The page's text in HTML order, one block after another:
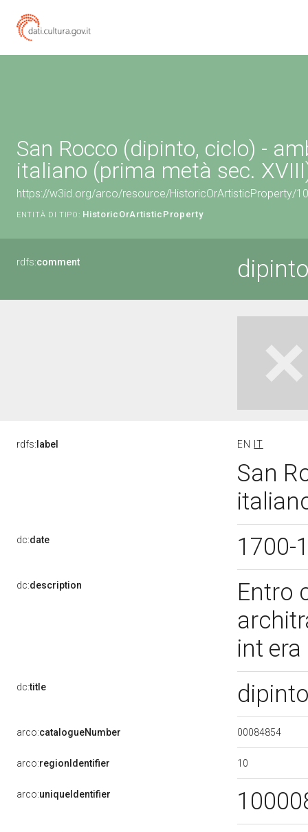
San Rocco (dipinto, ciclo) -
italiano (prima metà sec.
https://w3id.org/arco/resource/HistoricOrArtisticProperty/
ENTITÀ DI TIPO: HistoricOrArtisticProperty
rdfs:comment
rdfs: label EN IT
San
dc:date 1700-
dc:description
Entro
int era
dc:title
arco:catalogueNumber 00084854
arco:regionIdentifier 10
arco:uniqueIdentifier